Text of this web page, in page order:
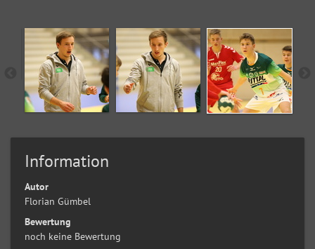
Information
Autor
Florian Gümbel
Bewertung
noch keine Bewertung